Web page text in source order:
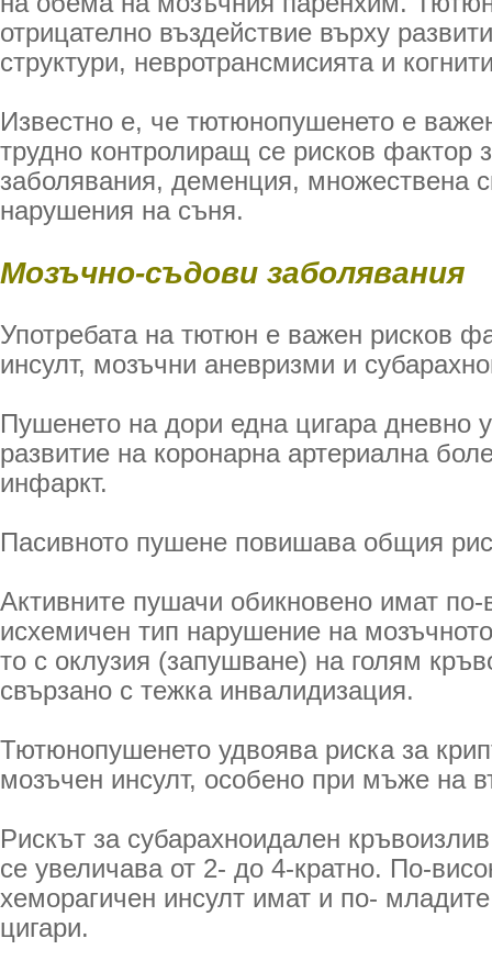
отрицателно въздействие върху
структури, невротрансмисията и
Известно е, че тютюнопушенето е
трудно контролиращ се рисков фактор
заболявания, деменция, множествена
нарушения на съня.
Мозъчно-съдови заболявания
Употребата на тютюн е важен рисков
инсулт, мозъчни аневризми и
Пушенето на дори една цигара дневно
развитие на коронарна артериална
инфаркт.
Пасивното пушене повишава общия
Активните пушачи обикновено имат по-
исхемичен тип нарушение на
то с оклузия (запушване) на голям
свързано с тежка инвалидизация.
Тютюнопушенето удвоява риска за
мозъчен инсулт, особено при мъже на
Рискът за субарахноидален
се увеличава от 2- до 4-кратно. По-
хеморагичен инсулт имат и по-
цигари.